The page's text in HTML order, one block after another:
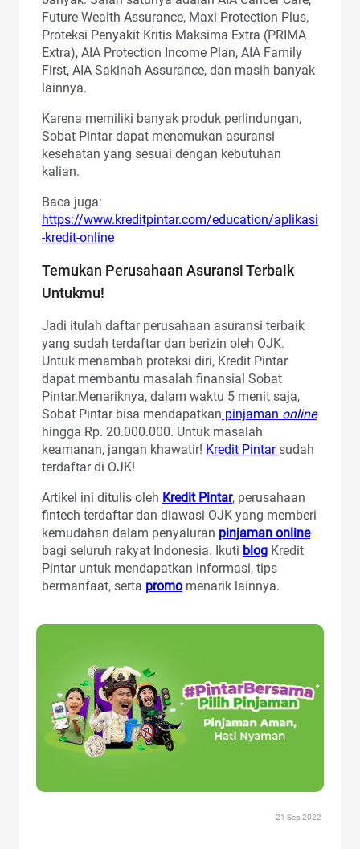
Future Wealth Assurance, Maxi Protection Plus,
Proteksi Penyakit Kritis Maksima Extra (PRIMA
Extra), AIA Protection Income Plan, AIA Family
First, AIA Sakinah Assurance, dan masih banyak
lainnya.
Karena memiliki banyak produk perlindungan,
Sobat Pintar dapat menemukan asuransi
kesehatan yang sesuai dengan kebutuhan
kalian.
Baca juga:
https://www.kreditpintar.com/education/aplikasi
-kredit-online
Temukan Perusahaan Asuransi Terbaik
Untukmu!
Jadi itulah daftar perusahaan asuransi terbaik
yang sudah terdaftar dan berizin oleh OJK.
Untuk menambah proteksi diri, Kredit Pintar
dapat membantu masalah finansial Sobat
Pintar.Menariknya, dalam waktu 5 menit saja,
Sobat Pintar bisa mendapatkan pinjaman online
hingga Rp. 20.000.000. Untuk masalah
keamanan, jangan khawatir! Kredit Pintarsudah
terdaftar di OJK!
Artikel ini ditulis oleh Kredit Pintar, perusahaan
fintech terdaftar dan diawasi OJK yang memberi
kemudahan dalam penyaluran pinjaman online
bagi seluruh rakyat Indonesia. Ikuti blog Kredit
Pintar untuk mendapatkan informasi, tips
bermanfaat, serta promo menarik lainnya.
21 Sep 2022